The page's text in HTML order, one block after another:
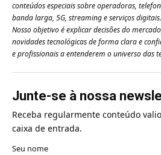
conteúdos especiais sobre operadoras,
banda larga, 5G, streaming e serviços digitais.
Nosso objetivo é explicar decisões do
novidades tecnológicas de forma clara e
e profissionais a entenderem o universo das
Junte-se à nossa
Receba regularmente conteúdo
caixa de entrada.
Seu nome